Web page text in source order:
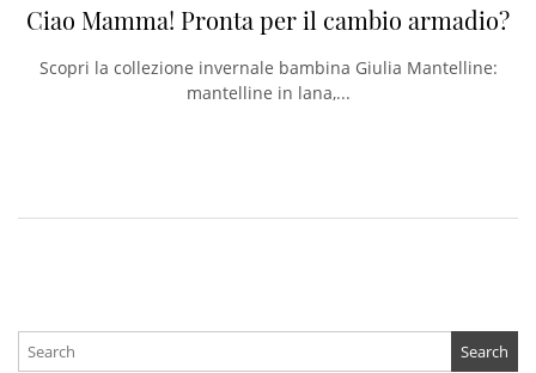
Ciao Mamma! Pronta per il cambio armadio?
Scopri la collezione invernale bambina Giulia Mantelline:
mantelline in lana,...